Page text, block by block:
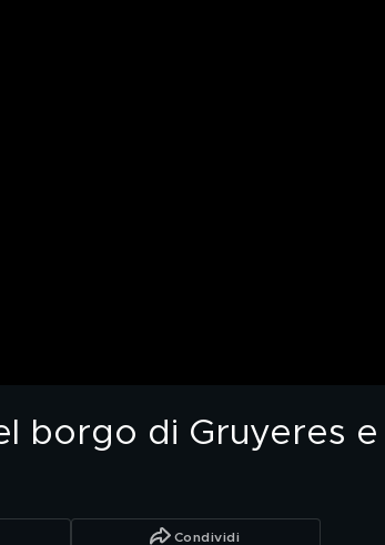
borgo di Gruyeres
Condividi